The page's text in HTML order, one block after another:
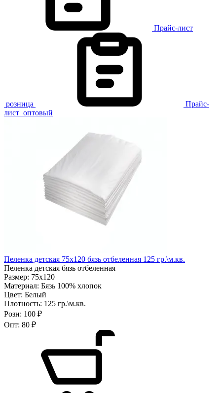
Прайс-лист
розница
Прайс-
лист оптовый
Пеленка детская 75х120 бязь отбеленная 125 гр.\м.кв.
Пеленка детская бязь отбеленная
Размер: 75х120
Материал: Бязь 100% хлопок
Цвет: Белый
Плотность: 125 гр.\м.кв.
Розн: 100 ₽
Опт: 80 ₽